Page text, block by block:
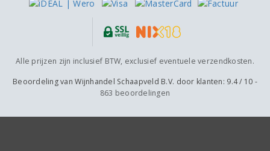
Alle prijzen zijn inclusief BTW, exclusief eventuele verzendkosten.
Beoordeling vanWijnhandel Schaapveld B.V. door klanten: 9.4/ 10 -
863 beoordelingen